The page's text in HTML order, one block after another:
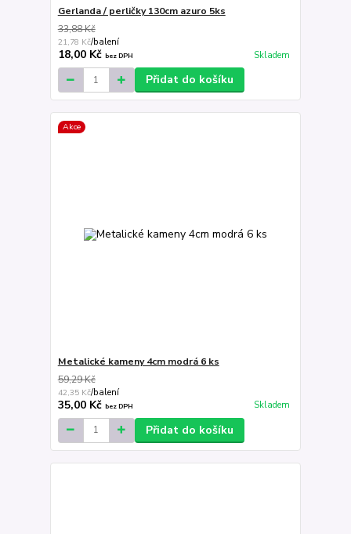
Gerlanda / perličky 130cm azuro 5ks
33,88 Kč
21,78 Kč/balení
18,00 Kč bez DPH Skladem
Přidat do košíku
Akce
Metalické kameny 4cm modrá 6 ks
59,29 Kč
42,35 Kč/balení
35,00 Kč bez DPH Skladem
Přidat do košíku